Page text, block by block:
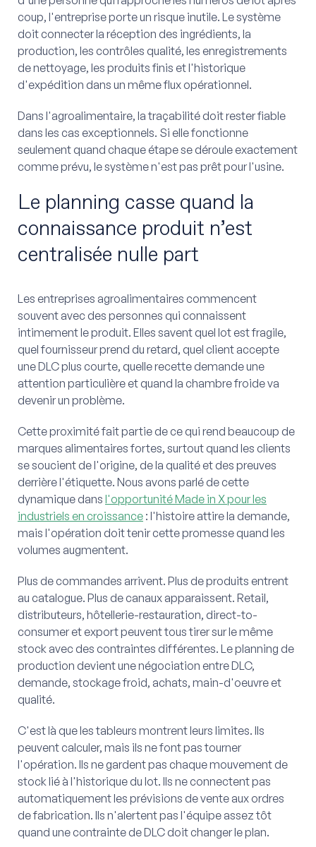
coup, l'entreprise porte un risque inutile. Le système
doit connecter la réception des ingrédients, la
production, les contrôles qualité, les enregistrements
de nettoyage, les produits finis et l'historique
d'expédition dans un même flux opérationnel.
Dans l'agroalimentaire, la traçabilité doit rester fiable
dans les cas exceptionnels. Si elle fonctionne
seulement quand chaque étape se déroule exactement
comme prévu, le système n'est pas prêt pour l'usine.
Le planning casse quand la
connaissance produit n’est
centralisée nulle part
Les entreprises agroalimentaires commencent
souvent avec des personnes qui connaissent
intimement le produit. Elles savent quel lot est fragile,
quel fournisseur prend du retard, quel client accepte
une DLC plus courte, quelle recette demande une
attention particulière et quand la chambre froide va
devenir un problème.
Cette proximité fait partie de ce qui rend beaucoup de
marques alimentaires fortes, surtout quand les clients
se soucient de l'origine, de la qualité et des preuves
derrière l'étiquette. Nous avons parlé de cette
dynamique dans l'opportunité Made in X pour les
industriels en croissance : l'histoire attire la demande,
mais l'opération doit tenir cette promesse quand les
volumes augmentent.
Plus de commandes arrivent. Plus de produits entrent
au catalogue. Plus de canaux apparaissent. Retail,
distributeurs, hôtellerie-restauration, direct-to-
consumer et export peuvent tous tirer sur le même
stock avec des contraintes différentes. Le planning de
production devient une négociation entre DLC,
demande, stockage froid, achats, main-d'oeuvre et
qualité.
C'est là que les tableurs montrent leurs limites. Ils
peuvent calculer, mais ils ne font pas tourner
l'opération. Ils ne gardent pas chaque mouvement de
stock lié à l'historique du lot. Ils ne connectent pas
automatiquement les prévisions de vente aux ordres
de fabrication. Ils n'alertent pas l'équipe assez tôt
quand une contrainte de DLC doit changer le plan.